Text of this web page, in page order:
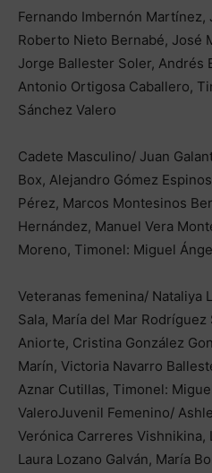
Fernando Imbernón
Roberto Nieto Bernabé, José
Jorge Ballester Soler, Andrés
Antonio Ortigosa Caballero,
Sánchez Valero
Cadete Masculino/ Juan
Box, Alejandro Gómez
Pérez, Marcos Montesinos
Hernández, Manuel Vera
Moreno, Timonel: Miguel
Veteranas femenina/ Nataliya
Sala, María del Mar
Aniorte, Cristina González
Marín, Victoria Navarro
Aznar Cutillas, Timonel:
ValeroJuvenil Femenino/
Verónica Carreres Vishnikina,
Laura Lozano Galván, María